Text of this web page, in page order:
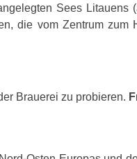
Sees
die vom Zentrum zum
Brauerei zu probieren.